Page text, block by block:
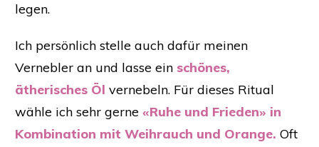
legen.
Ich persönlich stelle auch dafür meinen
Vernebler an und lasse ein schönes,
ätherisches Öl vernebeln. Für dieses Ritual
wähle ich sehr gerne «Ruhe und Frieden» in
Kombination mit Weihrauch und Orange. Oft